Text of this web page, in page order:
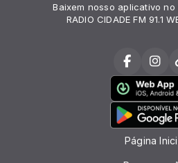
Baixem nosso aplicativo
RADIO CIDADE FM 91.1
Página